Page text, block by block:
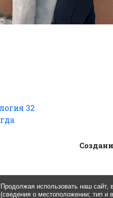
Продолжая использовать наш сайт,
(сведения о местоположении; тип и